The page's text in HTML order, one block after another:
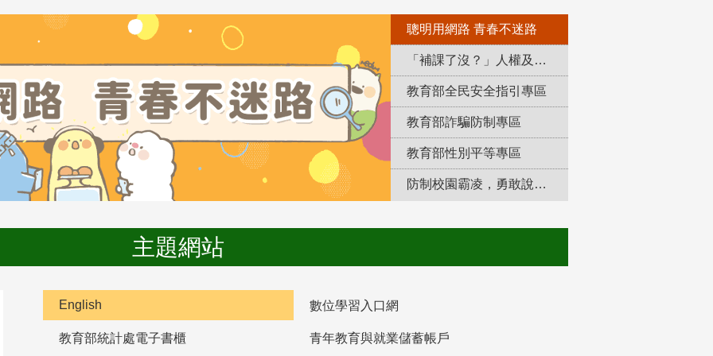
聰明用網路 青春不迷路
「補課了沒？」人權及轉型正義教育專區
教育部全民安全指引專區
教育部詐騙防制專區
教育部性別平等專區
防制校園霸凌，勇敢說出來！
主題網站
English 數位學習入口網
教育部統計處電子書櫃 青年教育與就業儲蓄帳戶